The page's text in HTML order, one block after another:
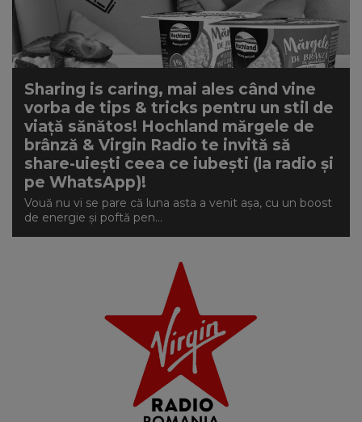
Sharing is caring, mai ales când vine
vorba de tips & tricks pentru un stil de
viață sănătos! Hochland mărgele de
brânză & Virgin Radio te invită să
share-uiești ceea ce iubești (la radio și
pe WhatsApp)!
Vouă nu vi se pare că luna asta a venit așa, cu un boost
de energie și poftă pen...